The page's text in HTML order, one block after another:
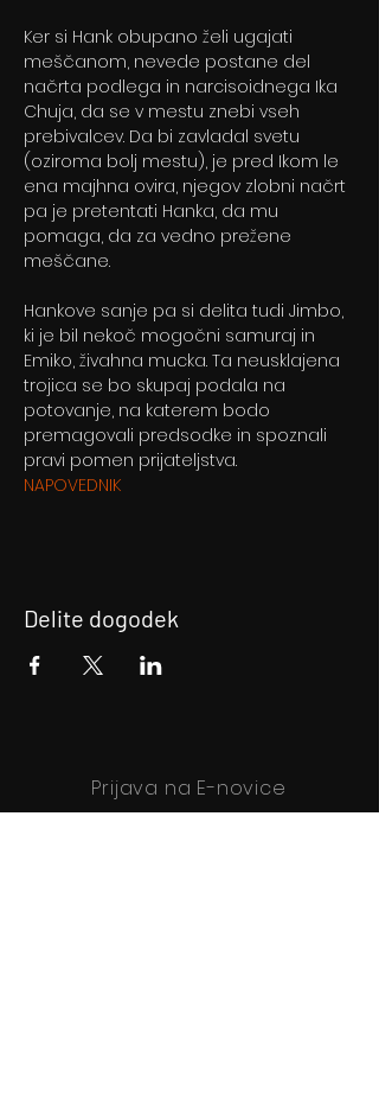
Ker si Hank obupano želi ugajati
meščanom, nevede postane del
načrta podlega in narcisoidnega Ika
Chuja, da se v mestu znebi vseh
prebivalcev. Da bi zavladal svetu
(oziroma bolj mestu), je pred Ikom le
ena majhna ovira, njegov zlobni načrt
pa je pretentati Hanka, da mu
pomaga, da za vedno prežene
meščane.
Hankove sanje pa si delita tudi Jimbo,
ki je bil nekoč mogočni samuraj in
Emiko, živahna mucka. Ta neusklajena
trojica se bo skupaj podala na
potovanje, na katerem bodo
premagovali predsodke in spoznali
pravi pomen prijateljstva.
NAPOVEDNIK
Delite dogodek
Prijava na E-novice
Bodite obveščeni!